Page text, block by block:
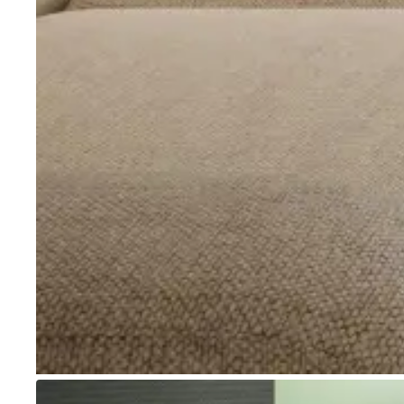
Go to item 1